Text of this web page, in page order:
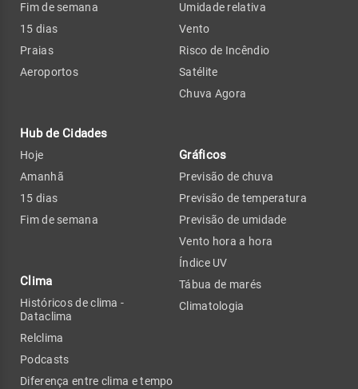
Fim de semana
15 dias
Praias
Aeroportos
Hub de Cidades
Hoje
Amanhã
15 dias
Fim de semana
Clima
Históricos de clima -
Dataclima
Relclima
Podcasts
Diferença entre clima e tempo
Umidade relativa
Vento
Risco de Incêndio
Satélite
Chuva Agora
Gráficos
Previsão de chuva
Previsão de temperatura
Previsão de umidade
Vento hora a hora
Índice UV
Tábua de marés
Climatologia